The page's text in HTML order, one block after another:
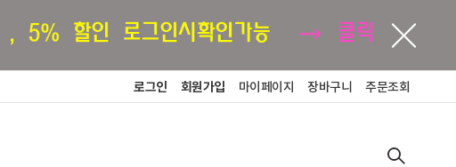
로그인 회원가입 마이페이지 장바구니 주문조회